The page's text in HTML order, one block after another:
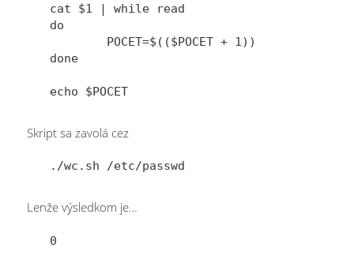
cat $1 | while read
do
        POCET=$(($POCET + 1))
done
Skript sa zavolá cez
Lenže výsledkom je…